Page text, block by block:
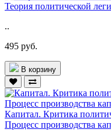
Теория политической
..
495 руб.
В корзину
Капитал. Критика
Процесс производства